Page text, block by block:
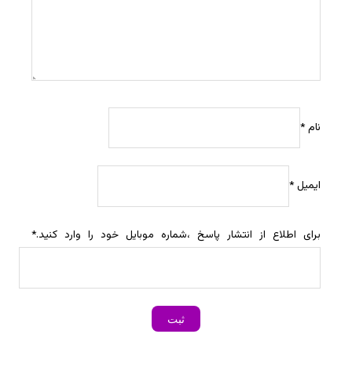
نام*
ایمیل*
برای اطلاع از انتشار پاسخ ،شماره موبایل خود را وارد کنید.*